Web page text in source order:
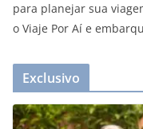
para planejar sua
o Viaje Por Aí e
Exclusivo